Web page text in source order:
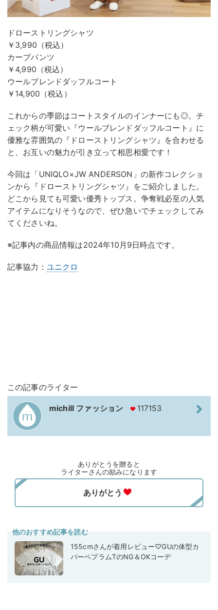
ドローストリングシャツ
￥3,990（税込）
カーブパンツ
￥4,990（税込）
ウールブレンドダッフルコート
￥14,900（税込）
これからの季節はコートスタイルのインナーにも◎。チ
ェック柄が可愛い『ウールブレンドダッフルコート』に
優雅な雰囲気の『ドローストリングシャツ』を合わせる
と、お互いの魅力が引き立って相思相愛です！
今回は「UNIQLO×JW ANDERSON」の新作コレクショ
ンから『ドローストリングシャツ』をご紹介しました。
どこから見ても可愛い優秀トップス。争奪戦必至の人気
アイテムになりそうなので、ぜひ急いでチェックしてみ
てくださいね。
※記事内の商品情報は2024年10月9日時点です。
記事協力： ユニクロ
この記事のライター
michill ファッション 117153
ありがとうを贈ると
ライターさんの励みになります
他のおすすめ記事を読む
155cmさんが着用レビュー♡GUの体型カ
バーペプラムTのNG＆OKコーデ